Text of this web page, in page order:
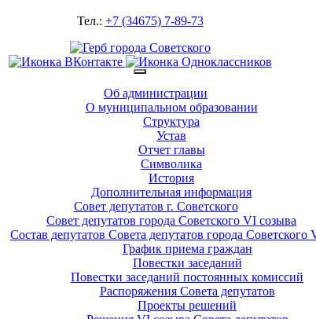
Тел.: +7 (34675) 7-89-73
Об администрации
О муниципальном образовании
Структура
Устав
Отчет главы
Символика
История
Дополнительная информация
Совет депутатов г. Советского
Совет депутатов города Советского VI созыва
Состав депутатов Совета депутатов города Советского
График приема граждан
Повестки заседаний
Повестки заседаний постоянных комиссий
Распоряжения Совета депутатов
Проекты решений